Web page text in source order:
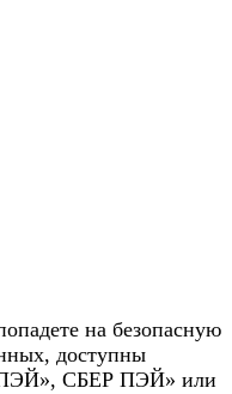
на безопасную
доступны
ПЭЙ», СБЕР ПЭЙ» или